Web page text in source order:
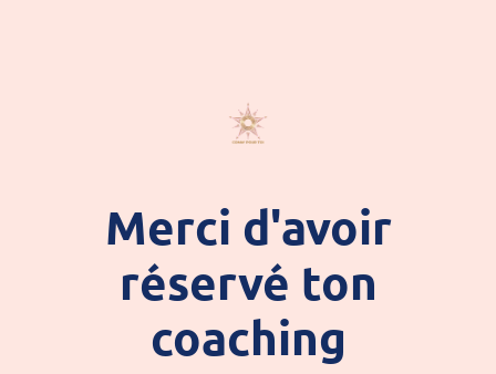
Merci d'avoir
réservé ton
coaching